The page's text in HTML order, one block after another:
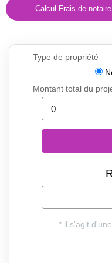
Calcul Frais de notaire